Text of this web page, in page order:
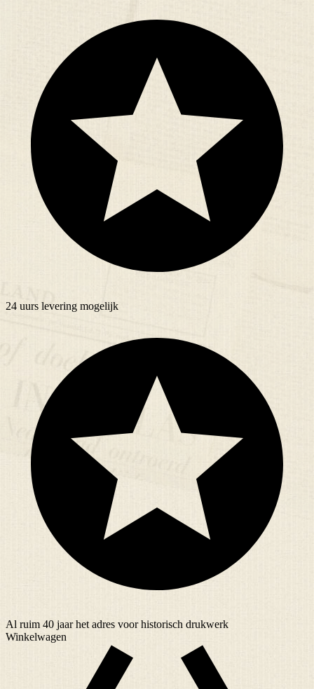
24 uurs levering mogelijk
Al ruim 40 jaarhet adres voor historisch drukwerk
Winkelwagen